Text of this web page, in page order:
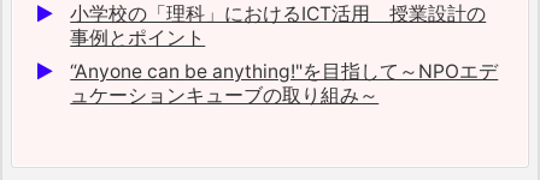
小学校の「理科」におけるICT活用 授業設計の
事例とポイント
“Anyone can be anything!"を目指して～NPOエデ
ュケーションキューブの取り組み～